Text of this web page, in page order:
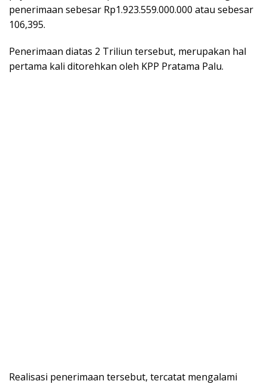
penerimaan sebesar Rp1.923.559.000.000 atau sebesar
106,395.
Penerimaan diatas 2 Triliun tersebut, merupakan hal
pertama kali ditorehkan oleh KPP Pratama Palu.
Realisasi penerimaan tersebut, tercatat mengalami